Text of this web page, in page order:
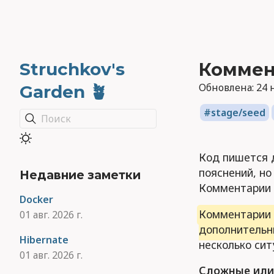
Struchkov's
Garden 🪴
Поиск
Недавние заметки
Docker
01 авг. 2026 г.
Hibernate
01 авг. 2026 г.
Обновлена: 24
stage/seed
Код пишется
пояснений,
Комментарии
несколько
Сложные